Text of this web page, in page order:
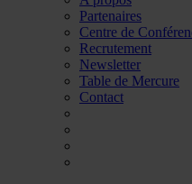
Partenaires
Centre de
Recrutement
Newsletter
Table de Mercure
Contact